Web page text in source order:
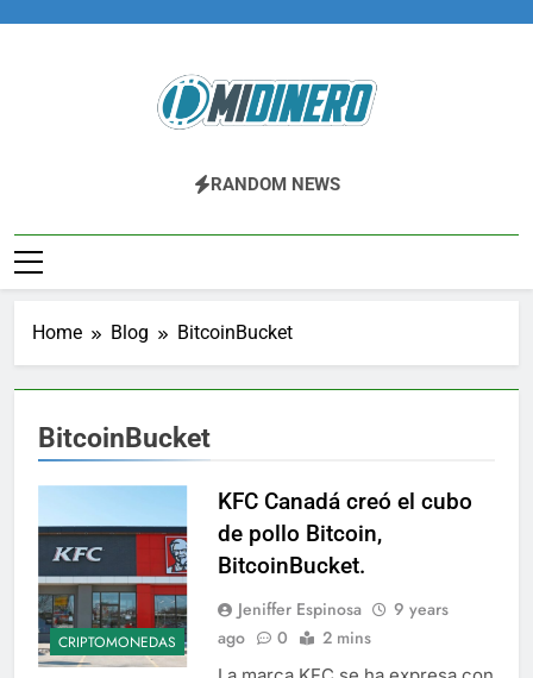
Midinero.co
Fintech, Criptomonedas
RANDOM NEWS
Home Blog BitcoinBucket
BitcoinBucket
CRIPTOMONEDAS
KFC Canadá creó el cubo
de pollo Bitcoin,
BitcoinBucket.
Jeniffer Espinosa
9 years
ago
0 2 mins